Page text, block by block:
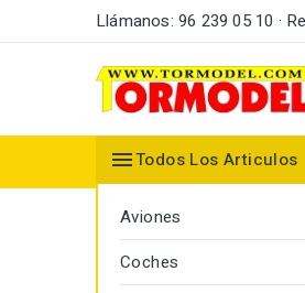
Llámanos: 96 239 05 10 ·
Todos Los Articulos
Aviones
Coches